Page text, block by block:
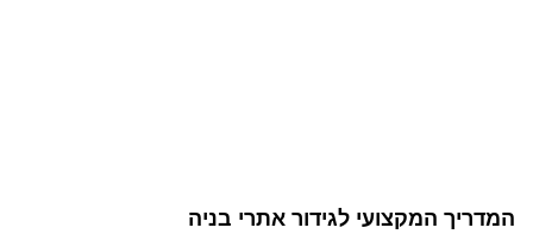
המדריך המקצועי לגידור אתרי בניה